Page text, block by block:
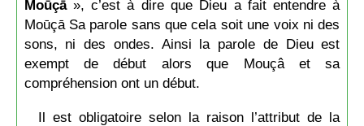
Moūçā», c’est à dire que Dieu a fait entendre à
Moūçā Sa parole sans que cela soit une voix ni des
sons, ni des ondes. Ainsi la parole de Dieu est
exempt de début alors que Mouçâ et sa
compréhension ont un début.
Il est obligatoire selon la raison l’attribut de la